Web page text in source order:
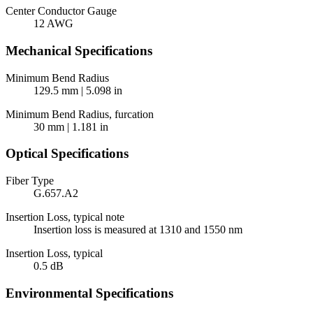
Center Conductor Gauge
12 AWG
Mechanical Specifications
Minimum Bend Radius
129.5 mm | 5.098 in
Minimum Bend Radius, furcation
30 mm | 1.181 in
Optical Specifications
Fiber Type
G.657.A2
Insertion Loss, typical note
Insertion loss is measured at 1310 and 1550 nm
Insertion Loss, typical
0.5 dB
Environmental Specifications